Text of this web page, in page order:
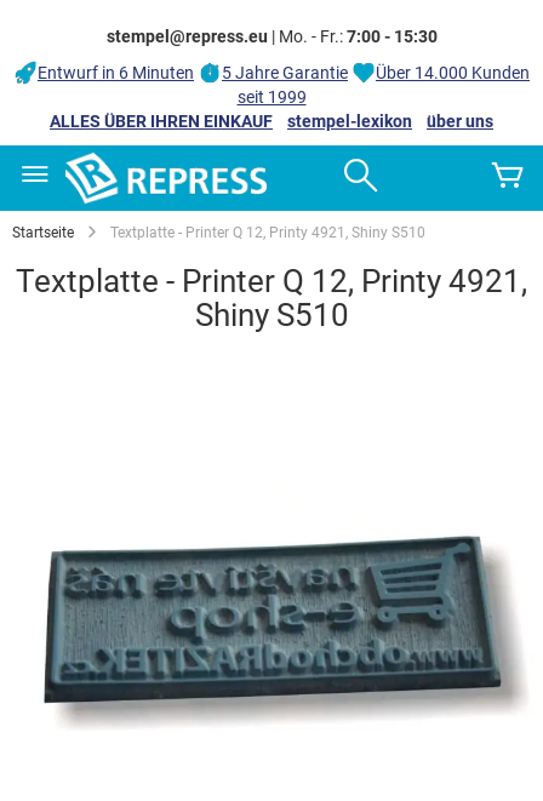
stempel@repress.eu | Mo. - Fr.:7:00 - 15:30
Entwurf in 6 Minuten
5 Jahre Garantie
Über 14.000 Kunden
seit 1999
ALLES ÜBER IHREN EINKAUF
stempel-lexikon
über uns
Startseite Textplatte - Printer Q 12, Printy 4921, Shiny S510
Textplatte - Printer Q 12, Printy 4921,
Shiny S510